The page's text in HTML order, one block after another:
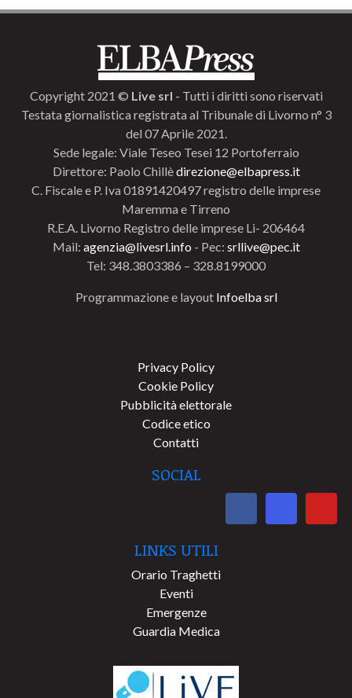
Copyright 2021 © Live srl - Tutti i diritti sono riservati
Testata giornalistica registrata al Tribunale di Livorno n° 3
del 07 Aprile 2021.
Sede legale: Viale Teseo Tesei 12 Portoferraio
Direttore: Paolo Chillèdirezione@elbapress.it
C. Fiscale e P. Iva 01891420497 registro delle imprese
Maremma e Tirreno
R.E.A. Livorno Registro delle imprese Li- 206464
Mail: agenzia@livesrl.info - Pec: srllive@pec.it
Tel: 348.3803386 – 328.8199000
Programmazione e layout Infoelba srl
Privacy Policy
Cookie Policy
Pubblicità elettorale
Codice etico
Contatti
SOCIAL
LINKS UTILI
Orario Traghetti
Eventi
Emergenze
Guardia Medica